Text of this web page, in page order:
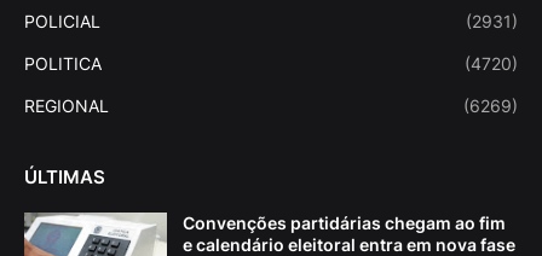
POLICIAL (2931)
POLITICA (4720)
REGIONAL (6269)
ÚLTIMAS
Convenções partidárias chegam ao fim
e calendário eleitoral entra em nova fase